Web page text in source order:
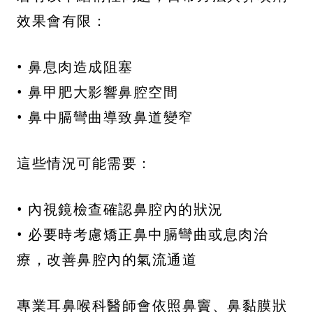
效果會有限：
• 鼻息肉造成阻塞
• 鼻甲肥大影響鼻腔空間
• 鼻中膈彎曲導致鼻道變窄
這些情況可能需要：
• 內視鏡檢查確認鼻腔內的狀況
• 必要時考慮矯正鼻中膈彎曲或息肉治
療，改善鼻腔內的氣流通道
專業耳鼻喉科醫師會依照鼻竇、鼻黏膜狀